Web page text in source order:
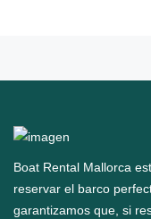
Boat Rental Mallorca
reservar el barco
garantizamos que, si